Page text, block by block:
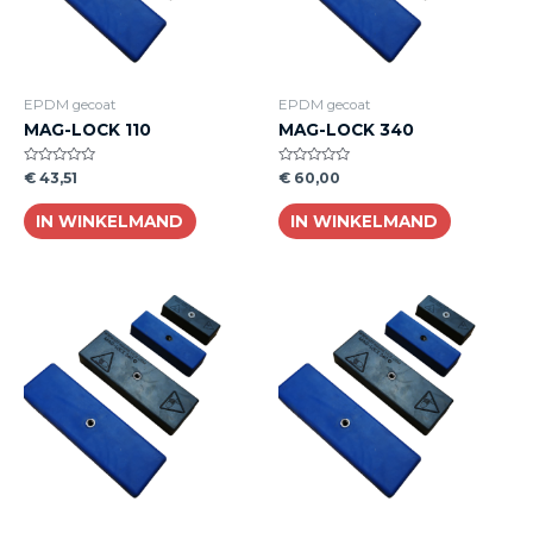
EPDM gecoat
MAG-LOCK 110
Beoordeeld
0
van
de
5
€ 43,51
IN WINKELMAND
EPDM gecoat
MAG-LOCK 340
Beoordeeld
0
van
de
5
€ 60,00
IN WINKELMAND